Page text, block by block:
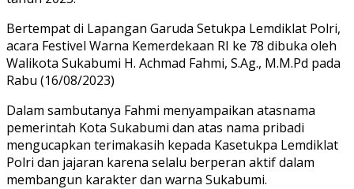
Bertempat di Lapangan Garuda Setukpa Lemdiklat Polri,
acara Festivel Warna Kemerdekaan RI ke 78 dibuka oleh
Walikota Sukabumi H. Achmad Fahmi, S.Ag., M.M.Pd pada
Rabu (16/08/2023)
Dalam sambutanya Fahmi menyampaikan atasnama
pemerintah Kota Sukabumi dan atas nama pribadi
mengucapkan terimakasih kepada Kasetukpa Lemdiklat
Polri dan jajaran karena selalu berperan aktif dalam
membangun karakter dan warna Sukabumi.